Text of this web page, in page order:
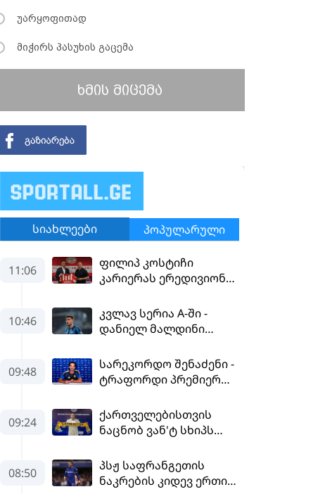
უარყოფითად
მიჭირს პასუხის გაცემა
ხმის მიცემა